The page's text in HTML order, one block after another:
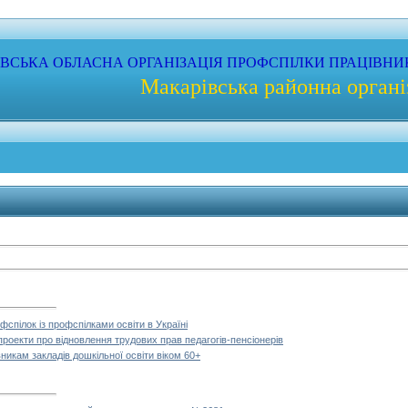
ОБЛАСНА ОРГАНІЗАЦІЯ ПРОФСПІЛКИ
Макарівська районна
із профспілками освіти в Україні
про відновлення трудових прав педагогів-пенсіонерів
закладів дошкільної освіти віком 60+